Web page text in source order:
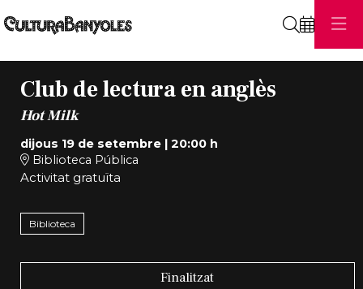
Club de lectura en anglès
Hot Milk
dijous 19 de setembre| 20:00 h
Biblioteca Pública
Activitat gratuïta
Biblioteca
Finalitzat